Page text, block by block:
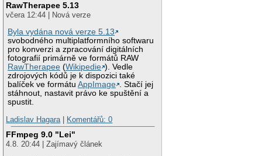
RawTherapee 5.13
včera 12:44 | Nová verze
Byla vydána nová verze 5.13
svobodného multiplatformního softwaru
pro konverzi a zpracování digitálních
fotografií primárně ve formátů RAW
RawTherapee (Wikipedie ). Vedle
zdrojových kódů je k dispozici také
balíček ve formátuAppImage . Stačí jej
stáhnout, nastavit právo ke spuštění a
spustit.
Ladislav Hagara
Komentářů: 0
FFmpeg 9.0 "Lei"
4.8. 20:44 | Zajímavý článek